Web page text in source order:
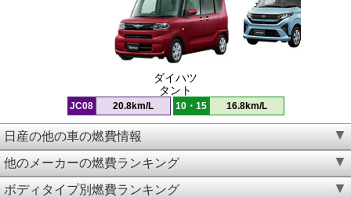
ダイハツ
タント
JC08 20.8km/L 10・15 16.8km/L
日産の他の車の燃費情報
他のメーカーの燃費ランキング
ボディタイプ別燃費ランキング